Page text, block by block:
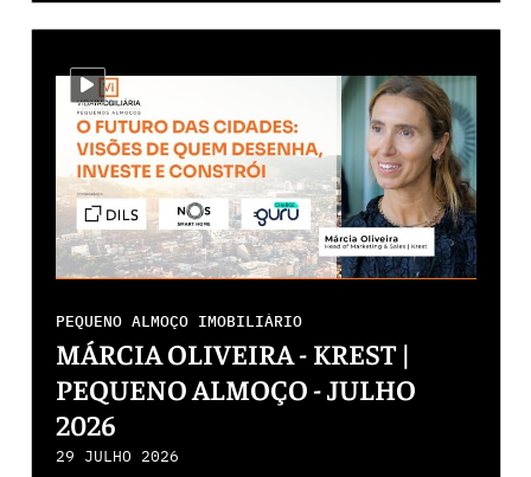
i-video
PEQUENO ALMOÇO IMOBILIÁRIO
MÁRCIA OLIVEIRA - KREST |
PEQUENO ALMOÇO - JULHO
2026
29 JULHO 2026